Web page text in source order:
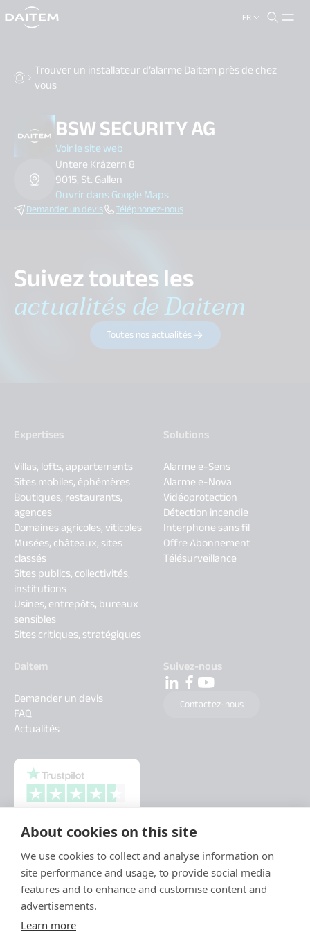
About cookies on this site
We use cookies to collect and analyse information on
site performance and usage, to provide social media
features and to enhance and customise content and
advertisements.
Learn more
FR
search.label
Trouver un installateur d’alarme Daitem près de chez
vous
BSW SECURITY AG
Voir le site web
Untere Kräzern 8
9015, St. Gallen
Ouvrir dans Google Maps
Demander un devis Téléphonez-nous
Suivez toutes les
actualités de Daitem
Toutes nos actualités
Expertises
Villas, lofts, appartements
Sites mobiles, éphémères
Boutiques, restaurants,
agences
Domaines agricoles, viticoles
Musées, châteaux, sites
classés
Sites publics, collectivités,
institutions
Usines, entrepôts, bureaux
sensibles
Sites critiques, stratégiques
Solutions
Alarme e-Sens
Alarme e-Nova
Vidéoprotection
Détection incendie
Interphone sans fil
Offre Abonnement
Télésurveillance
Daitem
Demander un devis
FAQ
Actualités
Suivez-nous
Contactez-nous